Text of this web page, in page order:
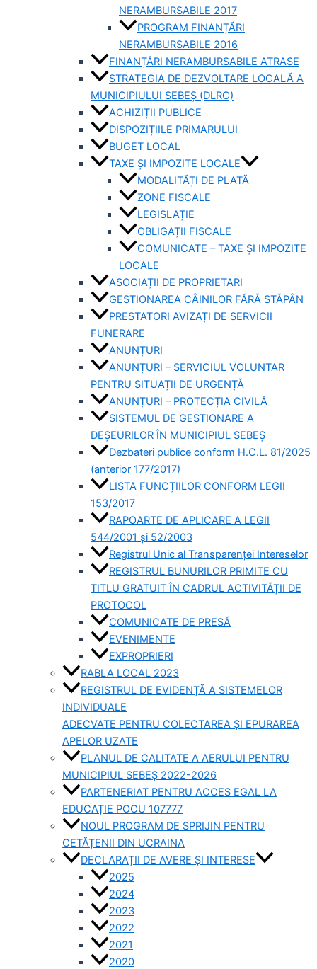
NERAMBURSABILE 2017
PROGRAM FINANȚĂRI
NERAMBURSABILE 2016
FINANȚĂRI NERAMBURSABILE ATRASE
STRATEGIA DE DEZVOLTARE LOCALĂ A
MUNICIPIULUI SEBEȘ (DLRC)
ACHIZIȚII PUBLICE
DISPOZIȚIILE PRIMARULUI
BUGET LOCAL
TAXE ȘI IMPOZITE LOCALE
MODALITĂȚI DE PLATĂ
ZONE FISCALE
LEGISLAȚIE
OBLIGAȚII FISCALE
COMUNICATE – TAXE ȘI IMPOZITE
LOCALE
ASOCIAȚII DE PROPRIETARI
GESTIONAREA CÂINILOR FĂRĂ STĂPÂN
PRESTATORI AVIZAȚI DE SERVICII
FUNERARE
ANUNȚURI
ANUNȚURI – SERVICIUL VOLUNTAR
PENTRU SITUAȚII DE URGENȚĂ
ANUNȚURI – PROTECȚIA CIVILĂ
SISTEMUL DE GESTIONARE A
DEȘEURILOR ÎN MUNICIPIUL SEBEȘ
Dezbateri publice conform H.C.L. 81/2025
(anterior 177/2017)
LISTA FUNCȚIILOR CONFORM LEGII
153/2017
RAPOARTE DE APLICARE A LEGII
544/2001 și 52/2003
Registrul Unic al Transparenței Intereselor
REGISTRUL BUNURILOR PRIMITE CU
TITLU GRATUIT ÎN CADRUL ACTIVITĂȚII DE
PROTOCOL
COMUNICATE DE PRESĂ
EVENIMENTE
EXPROPRIERI
RABLA LOCAL 2023
REGISTRUL DE EVIDENȚĂ A SISTEMELOR
INDIVIDUALE
ADECVATE PENTRU COLECTAREA ȘI EPURAREA
APELOR UZATE
PLANUL DE CALITATE A AERULUI PENTRU
MUNICIPIUL SEBEȘ 2022-2026
PARTENERIAT PENTRU ACCES EGAL LA
EDUCAȚIE POCU 107777
NOUL PROGRAM DE SPRIJIN PENTRU
CETĂȚENII DIN UCRAINA
DECLARAȚII DE AVERE ȘI INTERESE
2025
2024
2023
2022
2021
2020